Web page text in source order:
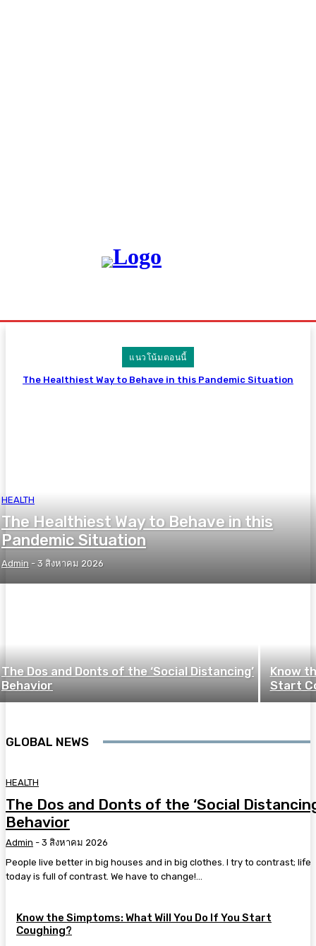
แนวโน้มตอนนี้
The Healthiest Way to Behave in this Pandemic Situation
HEALTH
The Healthiest Way to Behave in this
Pandemic Situation
Admin - 3 สิงหาคม 2026
The Dos and Donts of the ‘Social Distancing’
Behavior
Know
Start
GLOBAL NEWS
HEALTH
The Dos and Donts of the ‘Social
Behavior
Admin - 3 สิงหาคม 2026
People live better in big houses and in big clothes. I try to contrast; life
today is full of contrast. We have to change!...
Know the Simptoms: What Will You Do If You Start
Coughing?